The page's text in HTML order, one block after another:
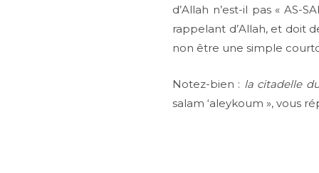
d’Allah n’est-il pas «
rappelant d’Allah, et doit
non être une simple
Notez-bien : la citadelle
salam ‘aleykoum », vous